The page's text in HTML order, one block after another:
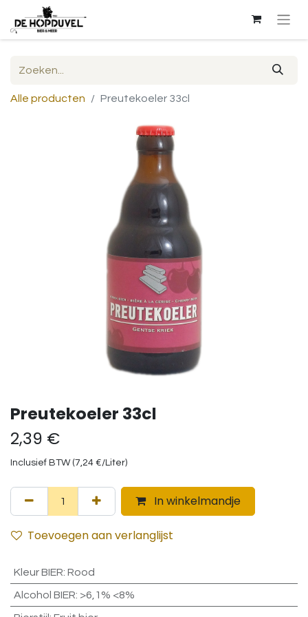
Alle producten Preutekoeler 33cl
Preutekoeler 33cl
2,39 €
Inclusief BTW (7,24 €/Liter)
In winkelmandje
Toevoegen aan verlanglijst
Kleur BIER: Rood
Alcohol BIER: >6,1% <8%